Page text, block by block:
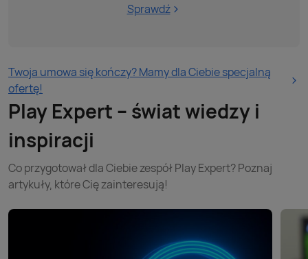
Sprawdź
Twoja umowa się kończy? Mamy dla Ciebie specjalną
ofertę!
Play Expert – świat wiedzy i
inspiracji
Co przygotował dla Ciebie zespół Play Expert? Poznaj
artykuły, które Cię zainteresują!